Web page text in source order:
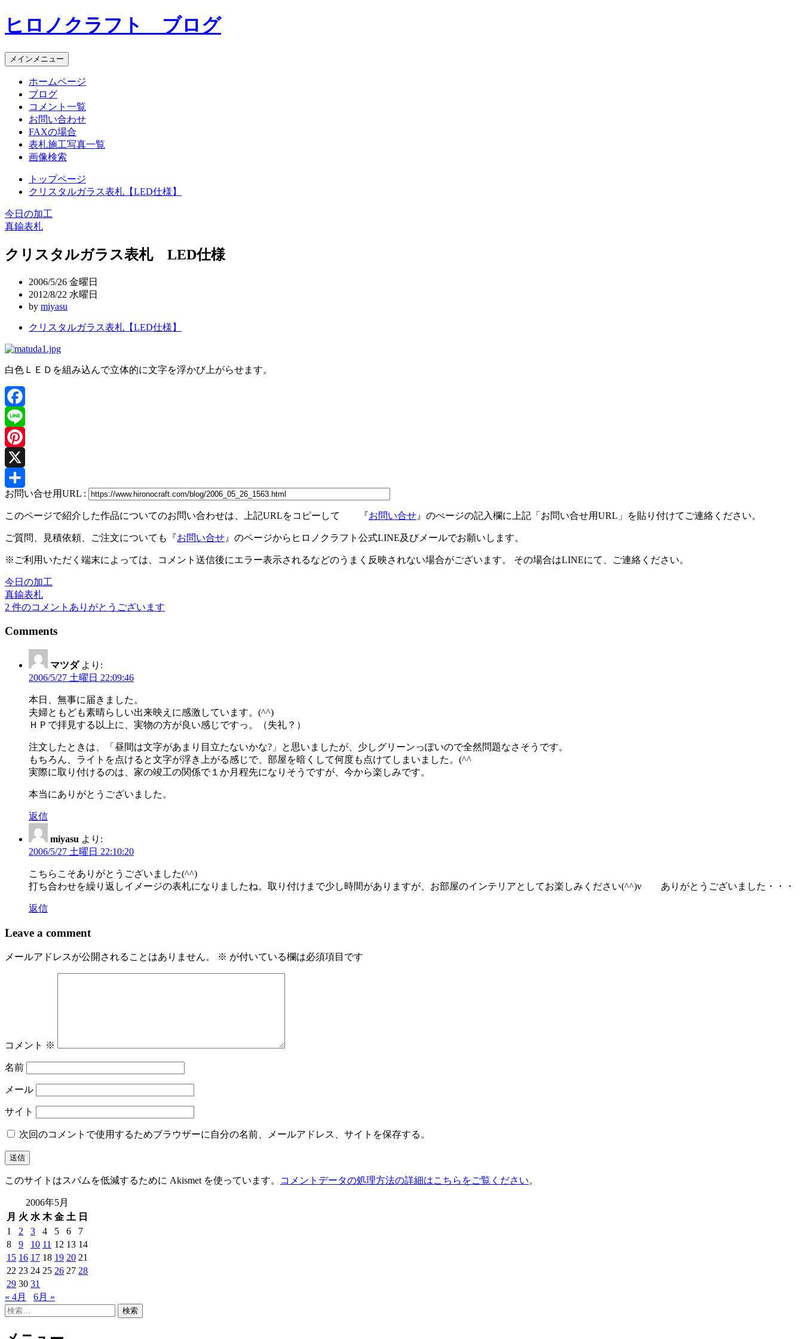
コ
ン
ン
ツ
ヒロノクラフト ブログ
メインメニュー
ホームページ
ブログ
コメント一覧
お問い合わせ
FAXの場合
表札施工写真一覧
画像検索
トップページ
クリスタルガラス表札【LED仕様】
投
稿
ナ
ョ
ン
今日の加工
真鍮表札
クリスタルガラス表札 LED仕様
2006/5/26 金曜日
2012/8/22 水曜日
by miyasu
クリスタルガラス表札【LED仕様】
白色ＬＥＤを組み込んで立体的に文字を浮かび上がらせます。
Facebook
Line
Pinterest
X
共
有
お問い合せ用URL :
このページで紹介した作品についてのお問い合わせは、上記URLをコピーして 『お問い合せ 』のぺージの記入欄に上記「お問い合せ用URL」を貼り付けてご連絡ください。
ご質問、見積依頼、ご注文についても『お問い合せ 』のページからヒロノクラフト公式LINE及びメールでお願いします。
※ご利用いただく端末によっては、コメント送信後にエラー表示されるなどのうまく反映されない場合がございます。 その場合はLINEにて、ご連絡ください。
投
稿
ナ
今日の加工
真鍮表札
2 件のコメントありがとうございます
Comments
マツダ より:
2006/5/27 土曜日 22:09:46
本日、無事に届きました。
夫婦ともども素晴らしい出来映えに感激しています。(^^)
ＨＰで拝見する以上に、実物の方が良い感じですっ。（失礼？）
注文したときは、「昼間は文字があまり目立たないかな?」と思いましたが、少しグリーンっぽいので全然問題なさそうです。
もちろん、ライトを点けると文字が浮き上がる感じで、部屋を暗くして何度も点けてしまいました。(^^ゞ
実際に取り付けるのは、家の竣工の関係で１か月程先になりそうですが、今から楽しみです。
本当にありがとうございました。
返信
miyasu より:
2006/5/27 土曜日 22:10:20
こちらこそありがとうございました(^^)
打ち合わせを繰り返しイメージの表札になりましたね。取り付けまで少し時間がありますが、お部屋のインテリアとしてお楽しみください(^^)v ありがとうございました・・・
返信
Leave a comment
メールアドレスが公開されることはありません。 ※ が付いている欄は必須項目です
コメント ※
名前
メール
サイト
次回のコメントで使用するためブラウザーに自分の名前、メールアドレス、サイトを保存する。
このサイトはスパムを低減するために Akismet を使っています。 コメントデータの処理方法の詳細はこちらをご覧ください。
2006年5月
月 火 水 木 金 土 日
1
2 3 4 5 6
7
8
9 10 11 12 13 14
15 16 17 18 19 20 21
22 23 24 25 26 27 28
29 30 31
« 4月
6月 »
検